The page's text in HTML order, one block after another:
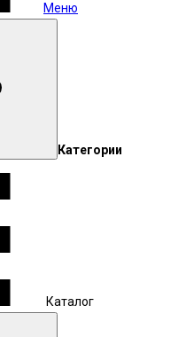
Меню
Категории
Каталог